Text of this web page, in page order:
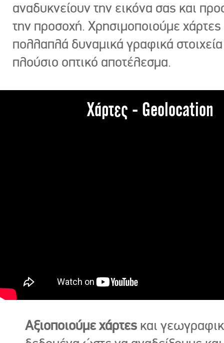
αναδυκνείουν την εικόνα σας και
την προσοχή. Χρησιμοποιούμε χάρτες
πολλαπλά δυναμικά γραφικά στοιχεία
πλούσιο οπτικό αποτέλεσμα.
Χάρτες - Geolocation
Αξιοποιούμε χάρτες και